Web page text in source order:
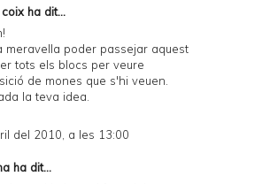
ha dit...
meravella poder passejar aquest
tots els blocs per veure
de mones que s'hi veuen.
la teva idea.
del 2010, a les 13:00
ha dit...